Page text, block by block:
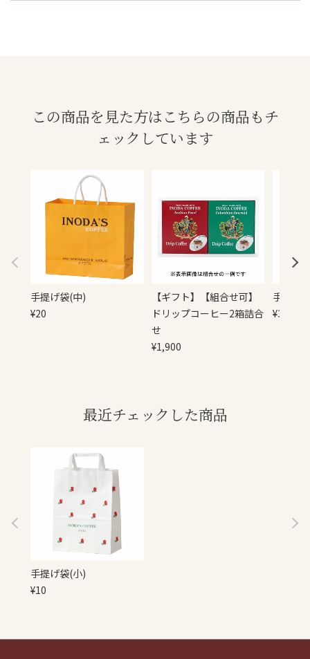
この商品を見た方はこちらの商品もチ
ェックしています
手提げ袋(中)
¥20
【ギフト】【組合せ可】
ドリップコーヒー2箱詰合
せ
¥1,900
手提げ
¥30
最近チェックした商品
手提げ袋(小)
¥10